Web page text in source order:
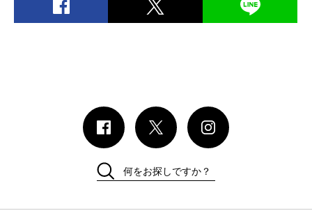
何をお探しですか？